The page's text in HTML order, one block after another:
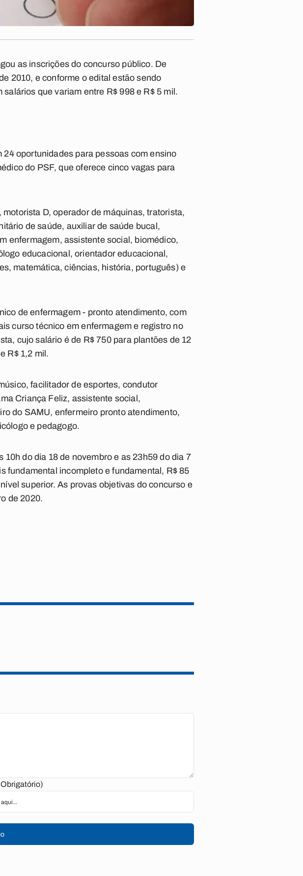
as inscrições do concurso público. De
2010, e conforme o edital estão sendo
que variam entre R$ 998 e R$ 5 mil.
oportunidades para pessoas com ensino
do PSF, que oferece cinco vagas para
D, operador de máquinas, tratorista,
de saúde, auxiliar de saúde bucal,
enfermagem, assistente social, biomédico,
educacional, orientador educacional,
matemática, ciências, história, português) e
de enfermagem - pronto atendimento, com
curso técnico em enfermagem e registro no
cujo salário é de R$ 750 para plantões de 12
R$ 1,2 mil.
facilitador de esportes, condutor
Criança Feliz, assistente social,
do SAMU, enfermeiro pronto atendimento,
e pedagogo.
do dia 18 de novembro e as 23h59 do dia 7
fundamental incompleto e fundamental, R$ 85
superior. As provas objetivas do concurso e
de 2020.